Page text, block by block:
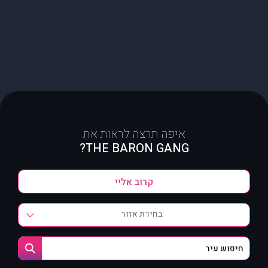
איפה תרצה לראות את
THE BARON GANG?
בחירת אזור